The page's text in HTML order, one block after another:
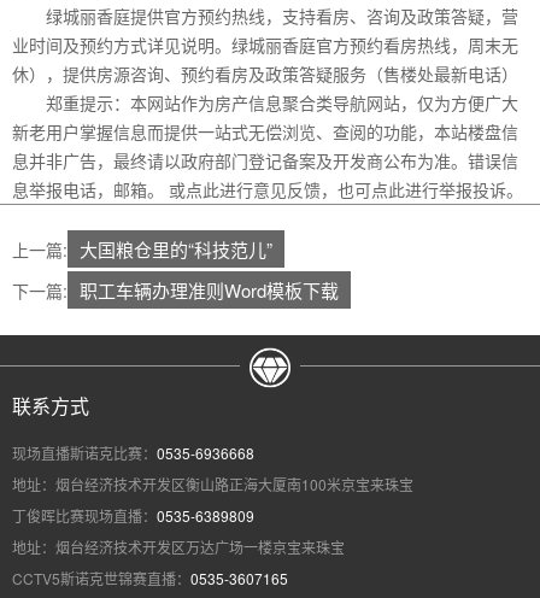
绿城丽香庭提供官方预约热线，支持看房、咨询及政策答疑，营
业时间及预约方式详见说明。绿城丽香庭官方预约看房热线，周末无
休），提供房源咨询、预约看房及政策答疑服务（售楼处最新电话）
郑重提示：本网站作为房产信息聚合类导航网站，仅为方便广大
新老用户掌握信息而提供一站式无偿浏览、查阅的功能，本站楼盘信
息并非广告，最终请以政府部门登记备案及开发商公布为准。错误信
息举报电话，邮箱。 或点此进行意见反馈，也可点此进行举报投诉。
上一篇: 大国粮仓里的“科技范儿”
下一篇: 职工车辆办理准则Word模板下载
联系方式
现场直播斯诺克比赛： 0535-6936668
地址：烟台经济技术开发区衡山路正海大厦南100米京宝来珠宝
丁俊晖比赛现场直播： 0535-6389809
地址：烟台经济技术开发区万达广场一楼京宝来珠宝
CCTV5斯诺克世锦赛直播： 0535-3607165